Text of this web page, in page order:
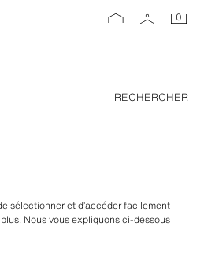
0
RECHERCHER
sélectionner et d’accéder facilement
Nous vous expliquons ci-dessous